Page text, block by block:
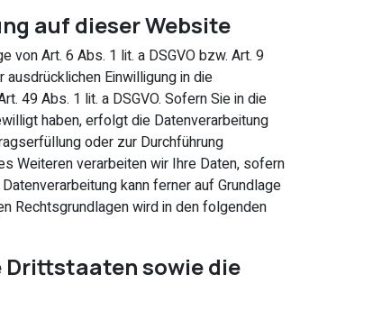
auf dieser Website
von Art. 6 Abs. 1 lit. a DSGVO bzw. Art. 9
Einwilligung in die
49 Abs. 1 lit. a DSGVO. Sofern Sie in die
haben, erfolgt die Datenverarbeitung
oder zur Durchführung
Weiteren verarbeiten wir Ihre Daten, sofern
kann ferner auf Grundlage
Rechtsgrundlagen wird in den folgenden
sowie die